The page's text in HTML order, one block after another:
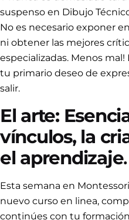
suspenso en Dibujo
No es necesario exponer
ni obtener las mejores
especializadas. Menos
tu primario deseo de
salir.
El arte:
vínculos, la
el aprendizaje.
Esta semana en
nuevo curso en linea,
continúes con tu